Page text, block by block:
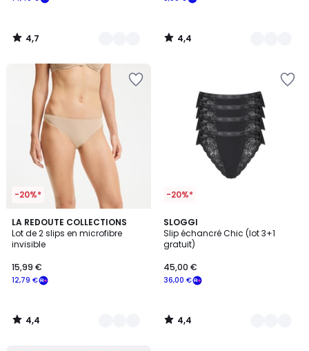
4,7
/
4,4
/
-20%*
LA REDOUTE COLLECTIONS
Lot de 2 slips en microfibre
invisible
12,79 €
15,99 €
4,4
/ 5
2
Couleurs
4,4
/
-20%*
SLOGGI
Slip échancré Chic (lot 3+1
gratuit)
36,00 €
45,00 €
4,4
/ 5
2
Couleurs
4,4
/